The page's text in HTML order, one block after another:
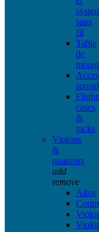
sans
fil
Table
de
cases
&
racks
Violons
&
quatuors
add
remove
Altos